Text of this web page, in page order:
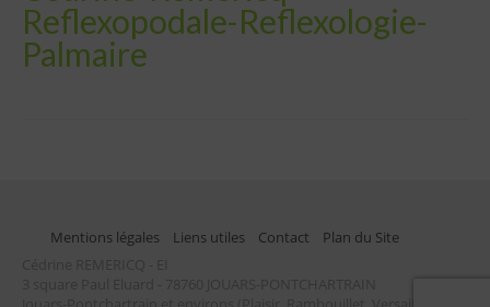
Reflexopodale-Reflexologie-
Palmaire
Mentions légales Liens utiles Contact
Plan du Site